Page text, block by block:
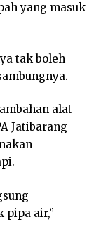
yang masuk
tak boleh
alat
Jatibarang
air,”